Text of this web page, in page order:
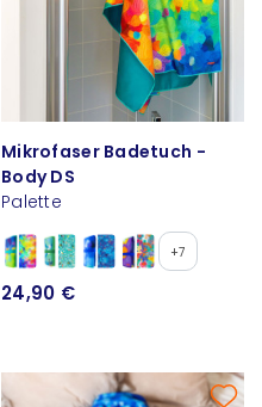
Mikrofaser Badetuch -
Body DS
Palette
+7
24,90 €